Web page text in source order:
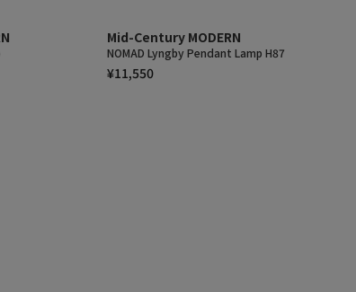
Mid-Century MODERN
NOMAD Lyngby Pendant Lamp H87
¥11,550